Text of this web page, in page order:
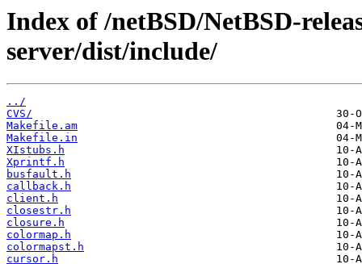
Index of /netBSD/NetBSD-
server/dist/include/
../
CVS/
Makefile.am
Makefile.in
XIstubs.h
Xprintf.h
busfault.h
callback.h
client.h
closestr.h
closure.h
colormap.h
colormapst.h
cursor.h